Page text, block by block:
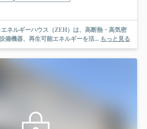
ネルギーハウス（ZEH）は、高断熱・高気密
備機器、再生可能エネルギーを活... もっと見る